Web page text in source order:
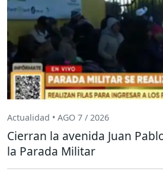
Actualidad • AGO 7 / 2026
Cierran la avenida Juan
la Parada Militar